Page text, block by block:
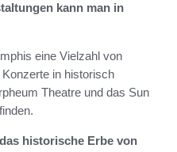
kann man in
eine Vielzahl von
in historisch
Theatre und das Sun
historische Erbe von